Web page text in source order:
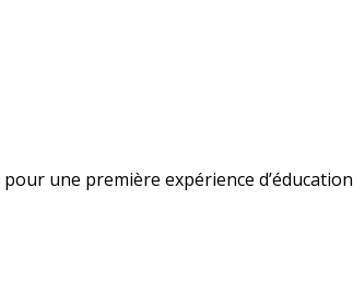
une première expérience d’éducation